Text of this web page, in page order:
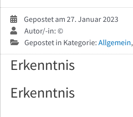
Gepostet am 27. Januar 2023
Autor/-in: ©
Gepostet in Kategorie: Allgemein,
Erkenntnis
Erkenntnis